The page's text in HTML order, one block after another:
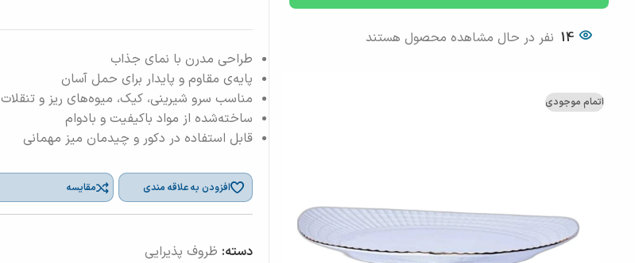
14 نفر در حال مشاهده محصول هستند
اتمام موجودی
طراحی مدرن با نمای جذاب
پایه‌ی مقاوم و پایدار برای حمل آسان
مناسب سرو شیرینی، کیک، میوه‌های ریز و تنقلات
ساخته‌شده از مواد باکیفیت و بادوام
قابل استفاده در دکور و چیدمان میز مهمانی
افزودن به علاقه مندی مقایسه
دسته: ظروف پذیرایی